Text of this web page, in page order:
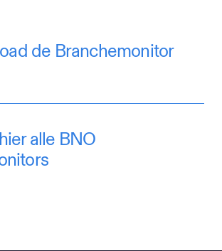
de Branchemonitor
alle BNO